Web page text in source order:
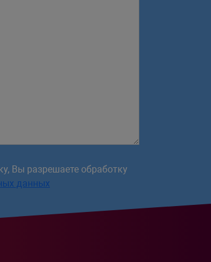
Вы разрешаете обработку
данных